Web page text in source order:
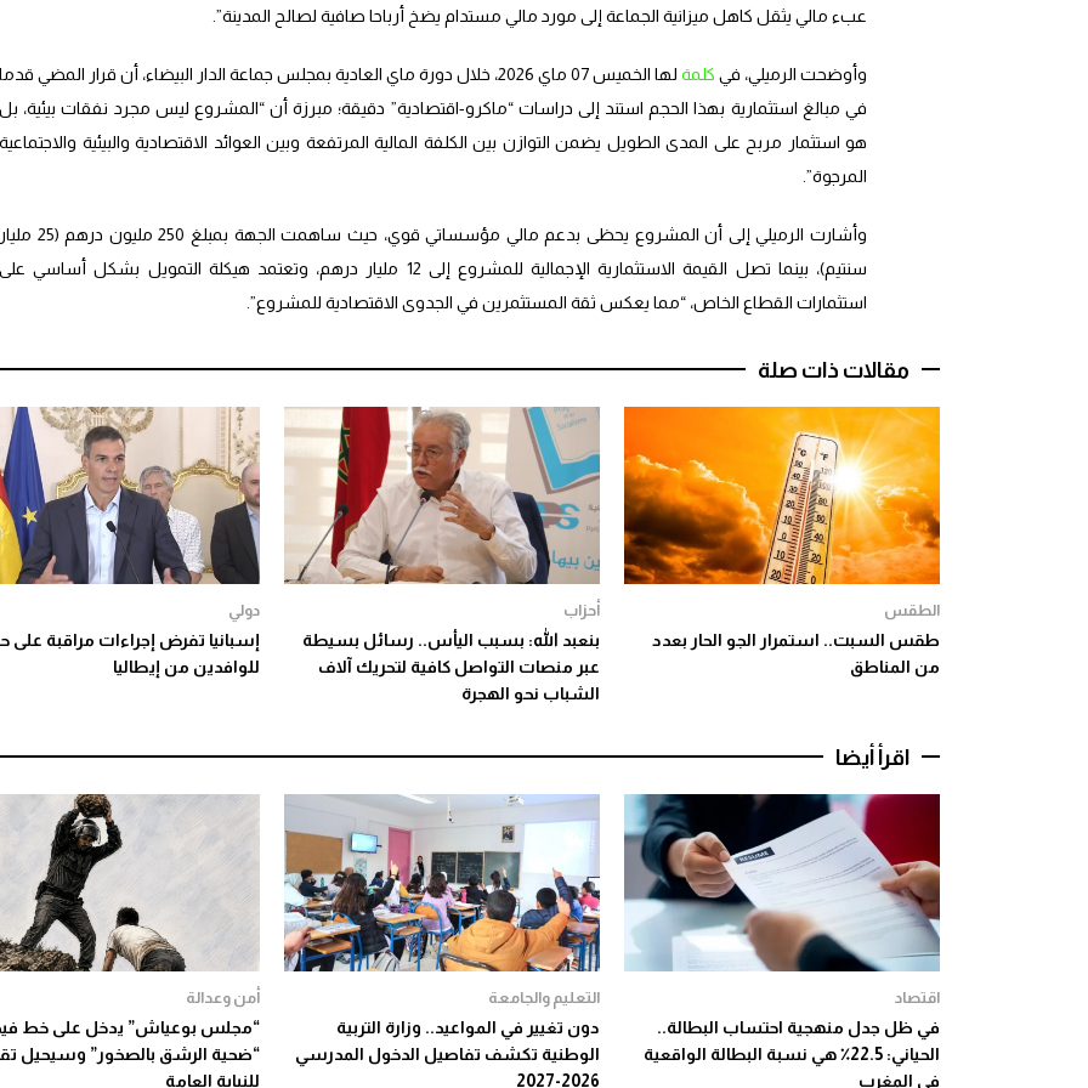
عبء مالي يثقل كاهل ميزانية الجماعة إلى مورد مالي مستدام يضخ أرباحا صافية لصالح المدينة”.
وأوضحت الرميلي، في كلمة
لها الخميس 07 ماي 2026، خلال دورة ماي العادية بمجلس جماعة الدار البيضاء، أن قرار المضي قدما
في مبالغ استثمارية بهذا الحجم استند إلى دراسات “ماكرو-اقتصادية” دقيقة؛ مبرزة أن “المشروع ليس مجرد نفقات بيئية، بل
هو استثمار مربح على المدى الطويل يضمن التوازن بين الكلفة المالية المرتفعة وبين العوائد الاقتصادية والبيئية والاجتماعية
المرجوة”.
وأشارت الرميلي إلى أن المشروع يحظى بدعم مالي مؤسساتي قوي، حيث ساهمت الجهة بمبلغ 250 مليون درهم (25 مليار
سنتيم)، بينما تصل القيمة الاستثمارية الإجمالية للمشروع إلى 12 مليار درهم، وتعتمد هيكلة التمويل بشكل أساسي على
استثمارات القطاع الخاص، “مما يعكس ثقة المستثمرين في الجدوى الاقتصادية للمشروع”.
مقالات ذات صلة
الطقس
طقس السبت.. استمرار الجو الحار بعدد
من المناطق
أحزاب
بنعبد الله: بسبب اليأس.. رسائل بسيطة
عبر منصات التواصل كافية لتحريك آلاف
الشباب نحو الهجرة
دولي
إسبانيا تفرض إجراءات مراقبة على
للوافدين من إيطاليا
اقرأ أيضا
اقتصاد
في ظل جدل منهجية احتساب البطالة..
الحياني: 22.5٪ هي نسبة البطالة الواقعية
في المغرب
التعليم والجامعة
دون تغيير في المواعيد.. وزارة التربية
الوطنية تكشف تفاصيل الدخول المدرسي
2026-2027
أمن وعدالة
“مجلس بوعياش” يدخل على خط
“ضحية الرشق بالصخور” وسيحيل
للنيابة العامة